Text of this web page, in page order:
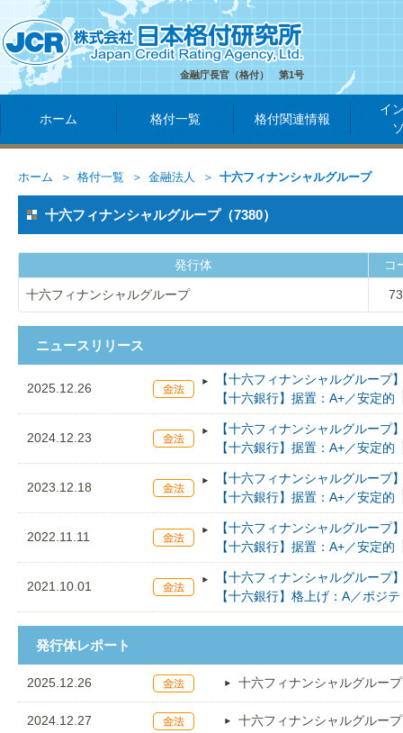
金融庁長官（格付） 第1号
ホーム 格付一覧 格付関連情報
イ
ホーム 格付一覧 金融法人 十六フィナンシャルグループ
十六フィナンシャルグループ（7380）
発行体 コ
十六フィナンシャルグループ
ニュースリリース
2025.12.26
【十六フィナンシャルグループ
【十六銀行】据置：A+／安定的
2024.12.23
【十六フィナンシャルグループ
【十六銀行】据置：A+／安定的
2023.12.18
【十六フィナンシャルグループ
【十六銀行】据置：A+／安定的
2022.11.11
【十六フィナンシャルグループ
【十六銀行】据置：A+／安定的
2021.10.01
【十六フィナンシャルグループ
【十六銀行】格上げ：A／ポジ
発行体レポート
2025.12.26 十六フィナンシャルグループ
2024.12.27 十六フィナンシャルグループ